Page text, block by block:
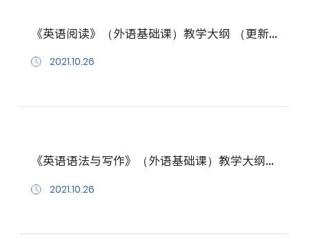
《英语阅读》（外语基础课）教学大纲 （更新至 202110）
2021.10.26
《英语语法与写作》（外语基础课）教学大纲（更新至 202110）
2021.10.26